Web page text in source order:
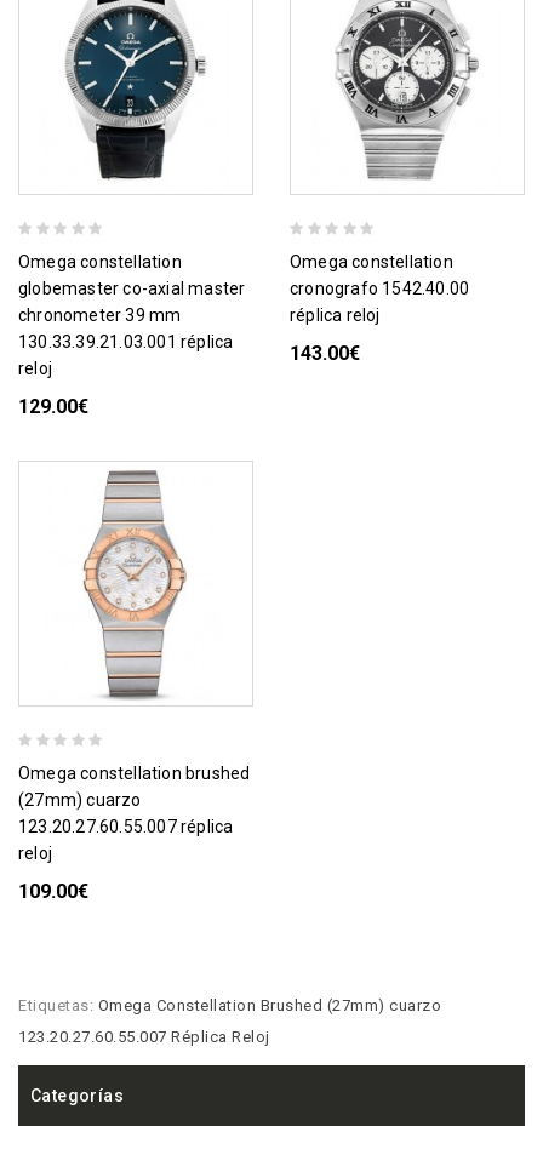
omega constellation
globemaster co-axial master
chronometer 39 mm
130.33.39.21.03.001 réplica
reloj
129.00€
omega constellation
cronografo 1542.40.00
réplica reloj
143.00€
omega constellation brushed
(27mm) cuarzo
123.20.27.60.55.007 réplica
reloj
109.00€
Etiquetas: Omega Constellation Brushed (27mm) cuarzo
123.20.27.60.55.007 Réplica Reloj
Categorías